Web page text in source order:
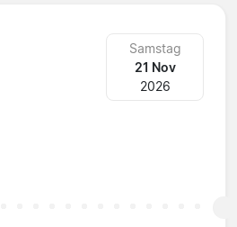
Samstag
21 Nov
2026